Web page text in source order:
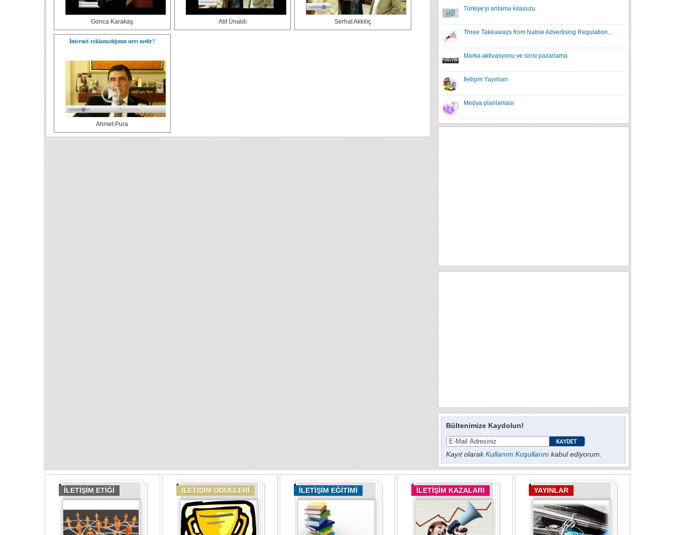
Gonca Karakaş Atıf Ünaldı Serhat Akkılıç
İnternet reklamcılığının sırrı nedir?
Ahmet Pura
Türkiye'yi anlama kılavuzu
Three Takeaways from Native Advertising Regulation...
Marka aktivasyonu ve sinsi pazarlama
İletişim Yayınları
Medya planlaması
Bültenimize Kaydolun!
Kayıt olarakKullanım Koşullarını kabul ediyorum.
İLETİŞİM ETİĞİ İLETİŞİM ÖDÜLLERİ İLETİŞİM EĞİTİMİ İLETİŞİM KAZALARI YAYINLAR